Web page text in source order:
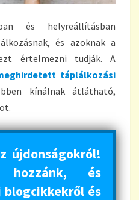
és helyreállításban
és azoknak a
értelmezni tudják. A
táplálkozási
kínálnak átlátható,
újdonságokról!
és
és